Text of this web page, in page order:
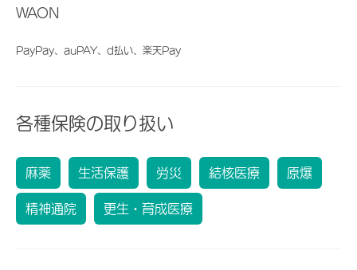
WAON
PayPay、auPAY、d払い、楽天Pay
各種保険の取り扱い
麻薬 生活保護 労災 結核医療 原爆
精神通院 更生・育成医療